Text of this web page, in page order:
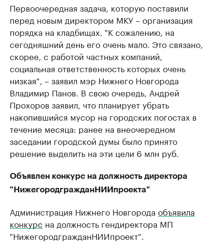
Первоочередная задача, которую поставили
перед новым директором МКУ – организация
порядка на кладбищах. "К сожалению, на
сегодняшний день его очень мало. Это связано,
скорее, с работой частных компаний,
социальная ответственность которых очень
низкая", – заявил мэр Нижнего Новгорода
Владимир Панов. В свою очередь, Андрей
Прохоров заявил, что планирует убрать
накопившийся мусор на городских погостах в
течение месяца: ранее на внеочередном
заседании городской думы было принято
решение выделить на эти цели 6 млн руб.
Объявлен конкурс на должность директора
"НижегородгражданНИИпроекта"
Администрация Нижнего Новгорода объявила
конкурс на должность гендиректора МП
"НижегородгражданНИИпроект".